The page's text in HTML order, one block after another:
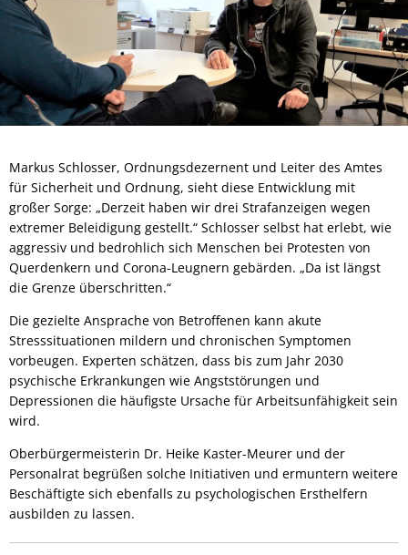
Markus Schlosser, Ordnungsdezernent und Leiter des Amtes
für Sicherheit und Ordnung, sieht diese Entwicklung mit
großer Sorge: „Derzeit haben wir drei Strafanzeigen wegen
extremer Beleidigung gestellt.“ Schlosser selbst hat erlebt, wie
aggressiv und bedrohlich sich Menschen bei Protesten von
Querdenkern und Corona-Leugnern gebärden. „Da ist längst
die Grenze überschritten.“
Die gezielte Ansprache von Betroffenen kann akute
Stresssituationen mildern und chronischen Symptomen
vorbeugen. Experten schätzen, dass bis zum Jahr 2030
psychische Erkrankungen wie Angststörungen und
Depressionen die häufigste Ursache für Arbeitsunfähigkeit sein
wird.
Oberbürgermeisterin Dr. Heike Kaster-Meurer und der
Personalrat begrüßen solche Initiativen und ermuntern weitere
Beschäftigte sich ebenfalls zu psychologischen Ersthelfern
ausbilden zu lassen.